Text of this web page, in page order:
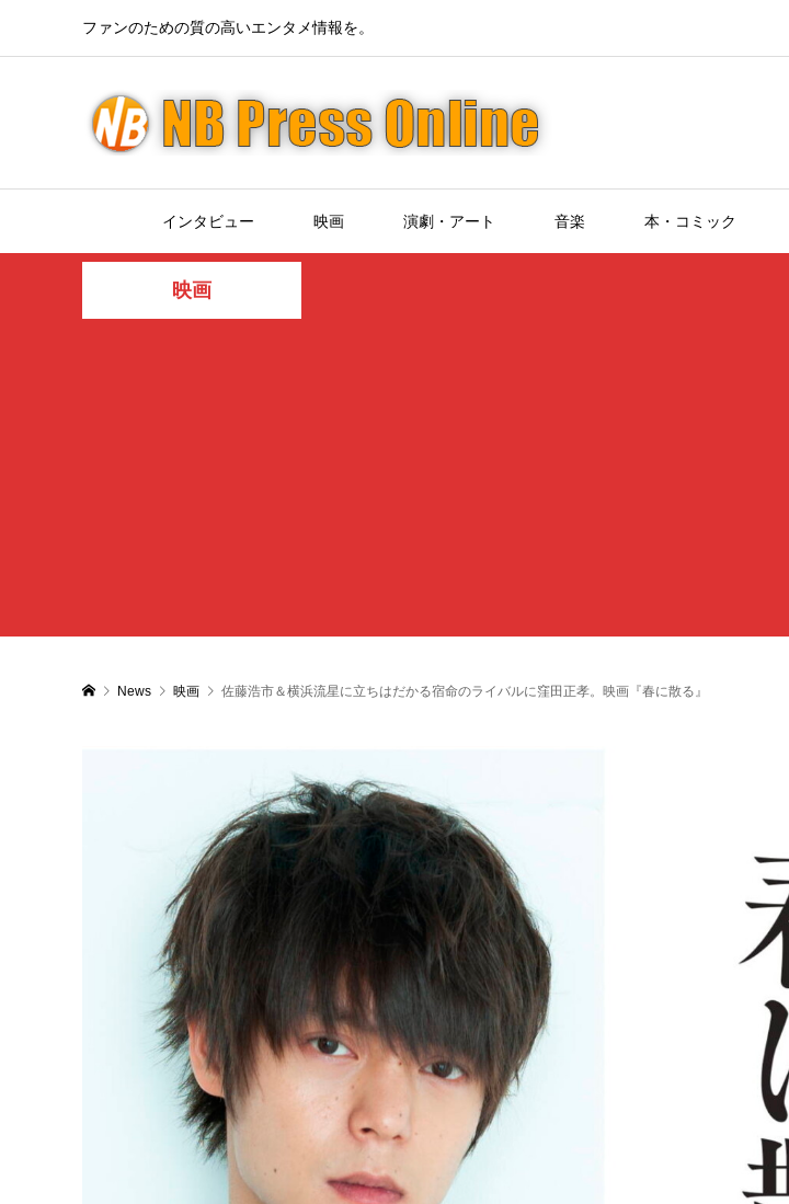
ファンのための質の高いエンタメ情報を。
インタビュー 映画 演劇・アート 音楽 本・コミック
映画
News 映画 佐藤浩市＆横浜流星に立ちはだかる宿命のライバルに窪田正孝。映画『春に散る』